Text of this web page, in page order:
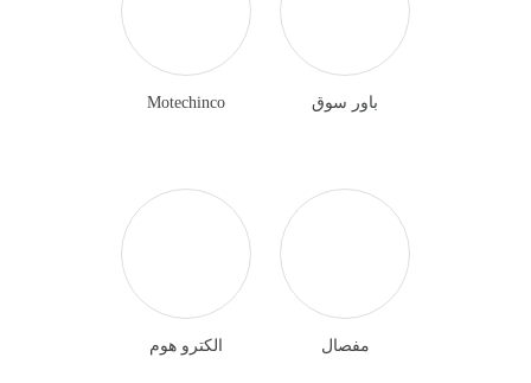
باور سوق Motechinco
مفصال الكترو هوم